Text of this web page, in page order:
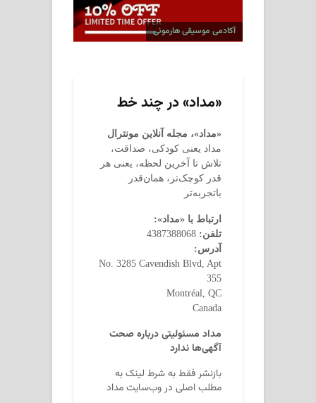
آکادمی موسیقی هارمونی
«مداد» در چند خط
«مداد»، مجله آنلاین مونترال
مداد یعنی کودکی، صداقت،
تلاش تا آخرین لحظه، یعنی هر
قدر کوچک‌تر، همان‌قدر
باتجربه‌تر
ارتباط با «مداد»:
تلفن:
آدرس:
No. 3285 Cavendish Blvd, Apt
355
Montréal, QC
Canada
مداد مسئولیتی درباره صحت
آگهی‌ها ندارد
بازنشر فقط به شرط لینک به
مطلب اصلی در وب‌سایت مداد